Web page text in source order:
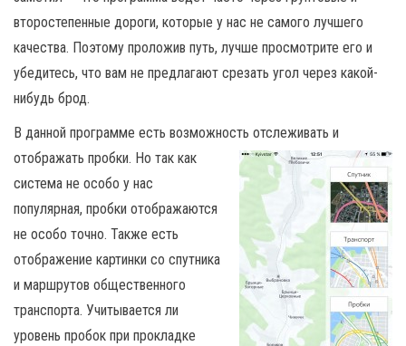
второстепенные дороги, которые у нас не самого лучшего
качества. Поэтому проложив путь, лучше просмотрите его и
убедитесь, что вам не предлагают срезать угол через какой-
нибудь брод.
В данной программе есть возможность отслеживать и
отображать пробки. Но так как
система не особо у нас
популярная, пробки отображаются
не особо точно. Также есть
отображение картинки со спутника
и маршрутов общественного
транспорта. Учитывается ли
уровень пробок при прокладке